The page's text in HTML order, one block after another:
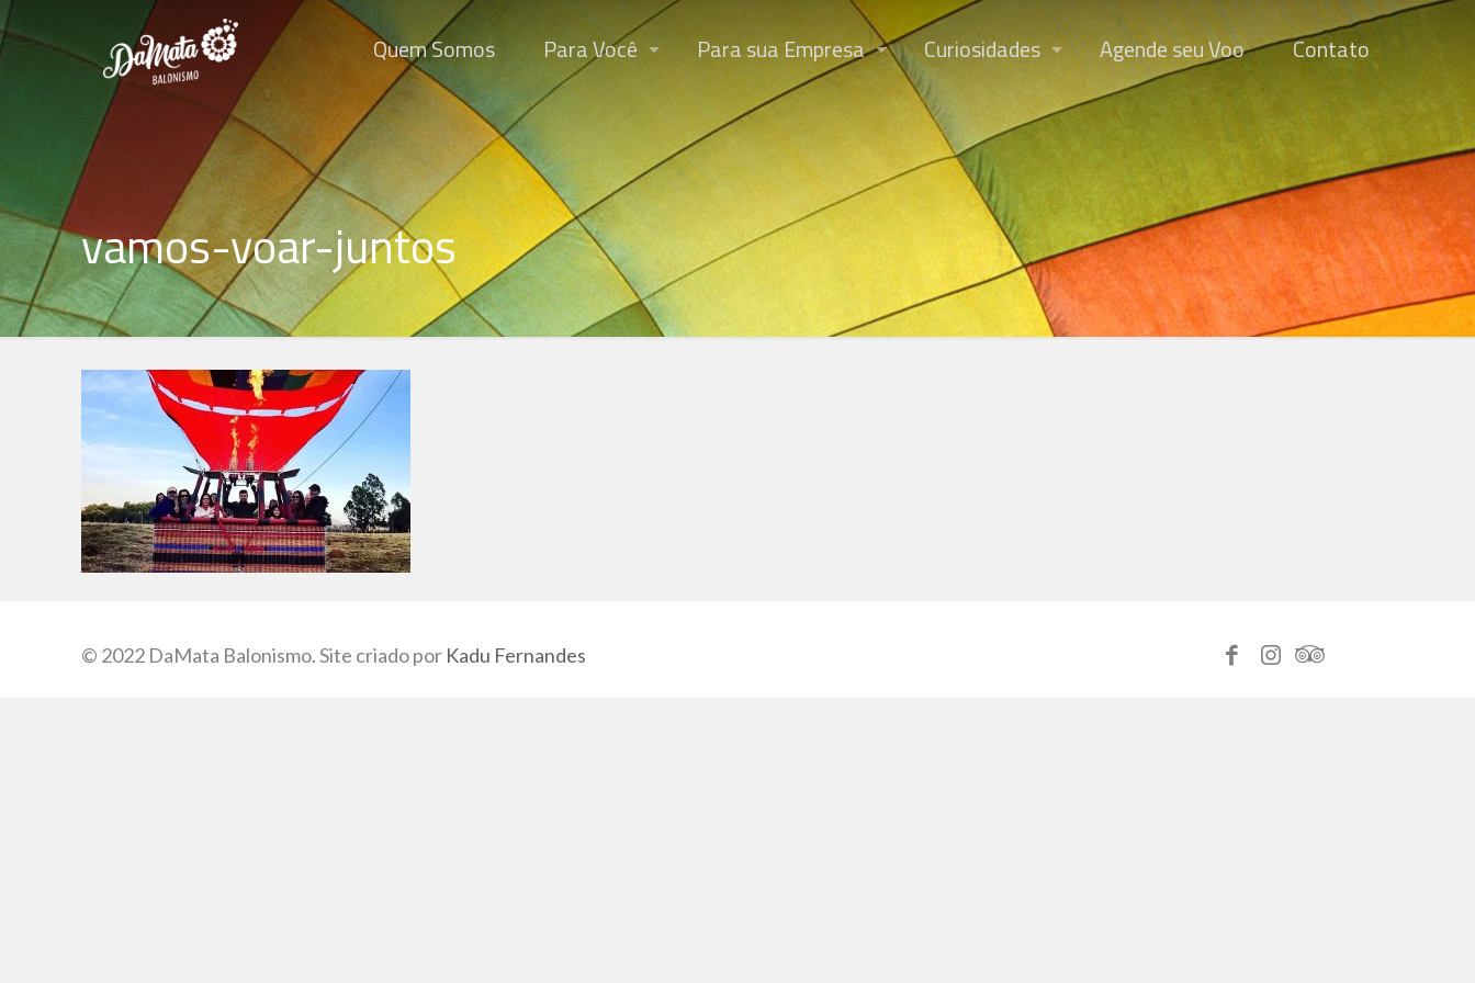
Quem Somos Para Você Para sua Empresa Curiosidades Agende seu Voo Contato
vamos-voar-juntos
© 2022 DaMata Balonismo. Site criado por Kadu Fernandes